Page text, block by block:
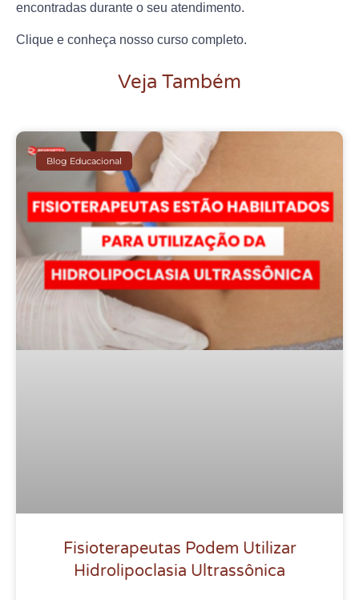
encontradas durante o seu atendimento.
Clique e conheça nosso curso completo.
Veja Também
Blog Educacional
Fisioterapeutas Podem Utilizar
Hidrolipoclasia Ultrassônica